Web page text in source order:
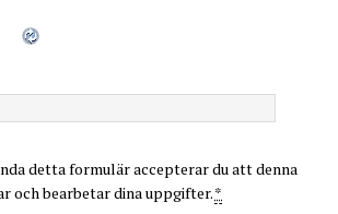
detta formulär accepterar du att denna
och bearbetar dina uppgifter.*